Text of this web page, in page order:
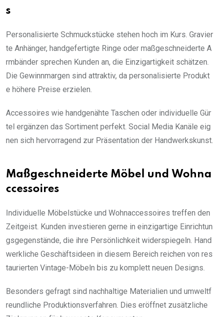
s
Personalisierte Schmuckstücke stehen hoch im Kurs. Gravier
te Anhänger, handgefertigte Ringe oder maßgeschneiderte A
rmbänder sprechen Kunden an, die Einzigartigkeit schätzen.
Die Gewinnmargen sind attraktiv, da personalisierte Produkt
e höhere Preise erzielen.
Accessoires wie handgenähte Taschen oder individuelle Gür
tel ergänzen das Sortiment perfekt. Social Media Kanäle eig
nen sich hervorragend zur Präsentation der Handwerkskunst.
Maßgeschneiderte Möbel und Wohna
ccessoires
Individuelle Möbelstücke und Wohnaccessoires treffen den
Zeitgeist. Kunden investieren gerne in einzigartige Einrichtun
gsgegenstände, die ihre Persönlichkeit widerspiegeln. Hand
werkliche Geschäftsideen in diesem Bereich reichen von res
taurierten Vintage-Möbeln bis zu komplett neuen Designs.
Besonders gefragt sind nachhaltige Materialien und umweltf
reundliche Produktionsverfahren. Dies eröffnet zusätzliche